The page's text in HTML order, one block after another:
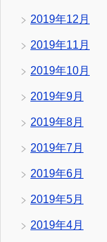
2019年12月
2019年11月
2019年10月
2019年9月
2019年8月
2019年7月
2019年6月
2019年5月
2019年4月